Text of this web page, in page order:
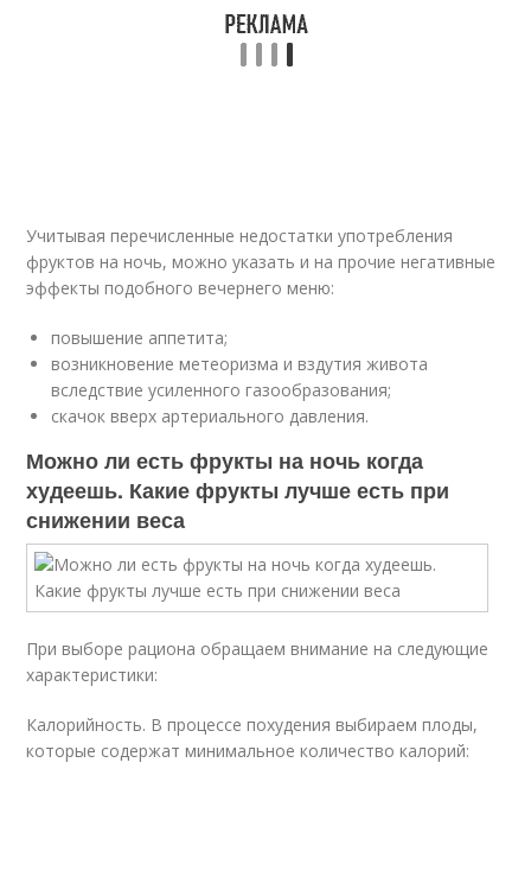
Учитывая перечисленные недостатки употребления
фруктов на ночь, можно указать и на прочие негативные
эффекты подобного вечернего меню:
повышение аппетита;
возникновение метеоризма и вздутия живота
вследствие усиленного газообразования;
скачок вверх артериального давления.
Можно ли есть фрукты на ночь когда
худеешь. Какие фрукты лучше есть при
снижении веса
При выборе рациона обращаем внимание на следующие
характеристики:
Калорийность. В процессе похудения выбираем плоды,
которые содержат минимальное количество калорий: